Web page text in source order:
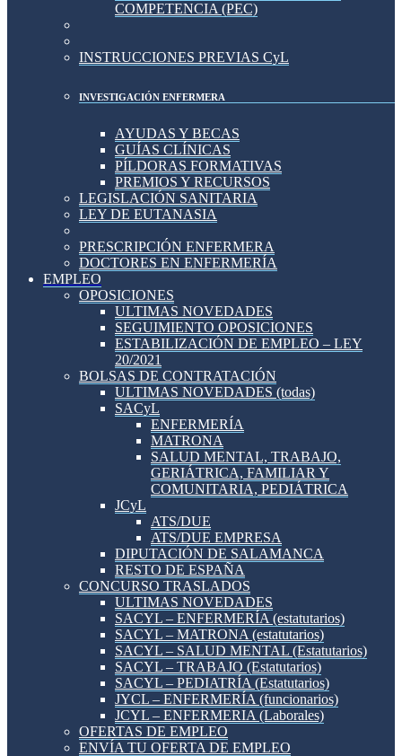
COMPETENCIA (PEC)
INSTRUCCIONES PREVIAS CyL
INVESTIGACIÓN ENFERMERA
AYUDAS Y BECAS
GUÍAS CLÍNICAS
PÍLDORAS FORMATIVAS
PREMIOS Y RECURSOS
LEGISLACIÓN SANITARIA
LEY DE EUTANASIA
PRESCRIPCIÓN ENFERMERA
DOCTORES EN ENFERMERÍA
EMPLEO
OPOSICIONES
ULTIMAS NOVEDADES
SEGUIMIENTO OPOSICIONES
ESTABILIZACIÓN DE EMPLEO – LEY
20/2021
BOLSAS DE CONTRATACIÓN
ULTIMAS NOVEDADES (todas)
SACyL
ENFERMERÍA
MATRONA
SALUD MENTAL, TRABAJO,
GERIÁTRICA, FAMILIAR Y
COMUNITARIA, PEDIÁTRICA
JCyL
ATS/DUE
ATS/DUE EMPRESA
DIPUTACIÓN DE SALAMANCA
RESTO DE ESPAÑA
CONCURSO TRASLADOS
ULTIMAS NOVEDADES
SACYL – ENFERMERÍA (estatutarios)
SACYL – MATRONA (estatutarios)
SACYL – SALUD MENTAL (Estatutarios)
SACYL – TRABAJO (Estatutarios)
SACYL – PEDIATRÍA (Estatutarios)
JYCL – ENFERMERÍA (funcionarios)
JCYL – ENFERMERIA (Laborales)
OFERTAS DE EMPLEO
ENVÍA TU OFERTA DE EMPLEO